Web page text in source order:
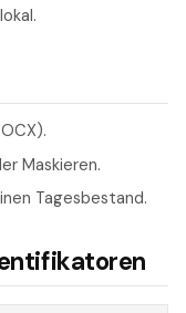
Maskieren.
Tagesbestand.